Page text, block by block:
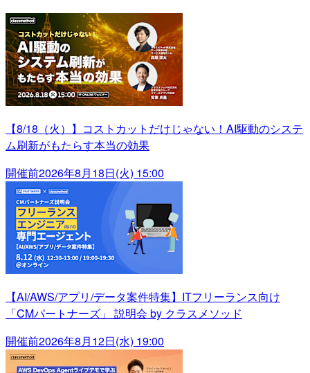
【8/18（火）】コストカットだけじゃない！AI駆動のシステ
ム刷新がもたらす本当の効果
開催前2026年8月18日(火) 15:00
【AI/AWS/アプリ/データ案件特集】ITフリーランス向け
「CMパートナーズ」 説明会 by クラスメソッド
開催前2026年8月12日(水) 19:00